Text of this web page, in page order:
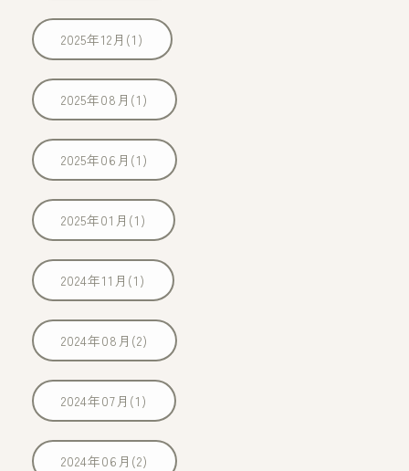
2025年12月(1)
2025年08月(1)
2025年06月(1)
2025年01月(1)
2024年11月(1)
2024年08月(2)
2024年07月(1)
2024年06月(2)